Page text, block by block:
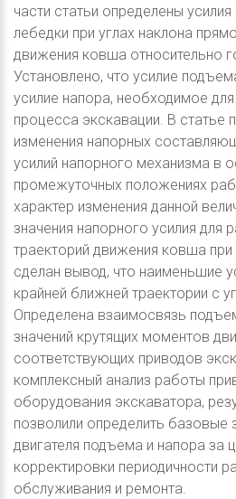
части статьи определены
лебедки при углах наклона
движения ковша относительно
Установлено, что усилие
усилие напора, необходимое
процесса экскавации. В статье
изменения напорных
усилий напорного механизма в
промежуточных положениях
характер изменения данной
значения напорного усилия для
траекторий движения ковша при
сделан вывод, что наименьшие
крайней ближней траектории с
Определена взаимосвязь
значений крутящих моментов
соответствующих приводов
комплексный анализ работы
оборудования экскаватора,
позволили определить базовые
двигателя подъема и напора за
корректировки периодичности
обслуживания и ремонта.